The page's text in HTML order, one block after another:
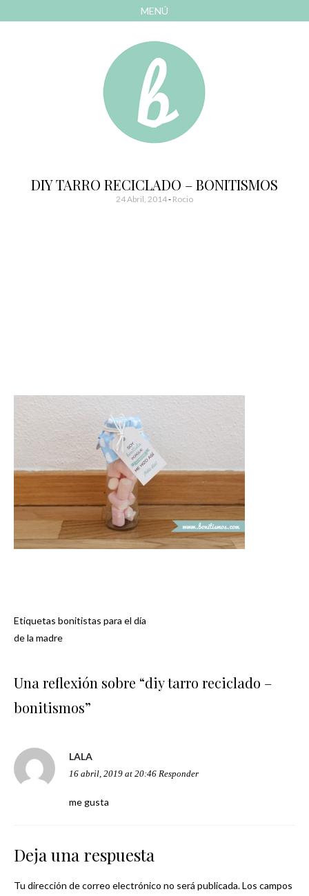
MENÚ
Bonitismos
DIY TARRO RECICLADO – BONITISMOS
24 Abril, 2014- Rocio
Navegación
entradas
Etiquetas bonitistas para el día
de la madre
Una reflexión sobre “diy tarro reciclado –
bonitismos”
LALA
16 abril, 2019 at 20:46 Responder
me gusta
Deja una respuesta
Tu dirección de correo electrónico no será publicada.Los campos